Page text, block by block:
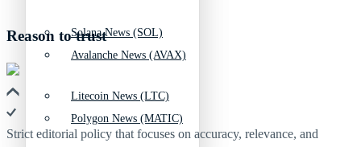
Avalanche News (AVAX)
Polygon News (MATIC)
Solana News (SOL)
Litecoin News (LTC)
Reason to trust
Strict editorial policy that focuses on accuracy, relevance, and